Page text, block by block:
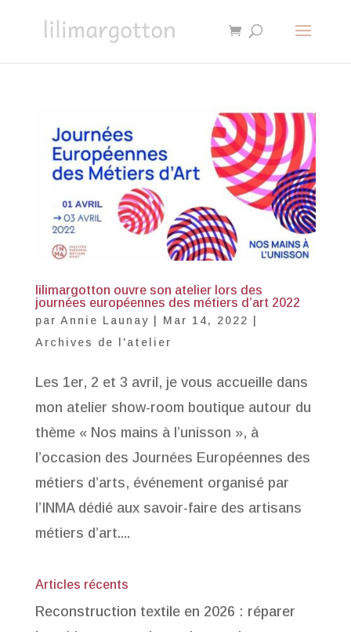
lilimargotton ouvre son atelier lors des
journées européennes des métiers d’art 2022
par Annie Launay Mar 14, 2022
Archives de l'atelier
Les 1er, 2 et 3 avril, je vous accueille dans
mon atelier show-room boutique autour du
thème « Nos mains à l’unisson », à
l’occasion des Journées Européennes des
métiers d’arts, événement organisé par
l’INMA dédié aux savoir-faire des artisans
métiers d’art....
Articles récents
Reconstruction textile en 2026 : réparer